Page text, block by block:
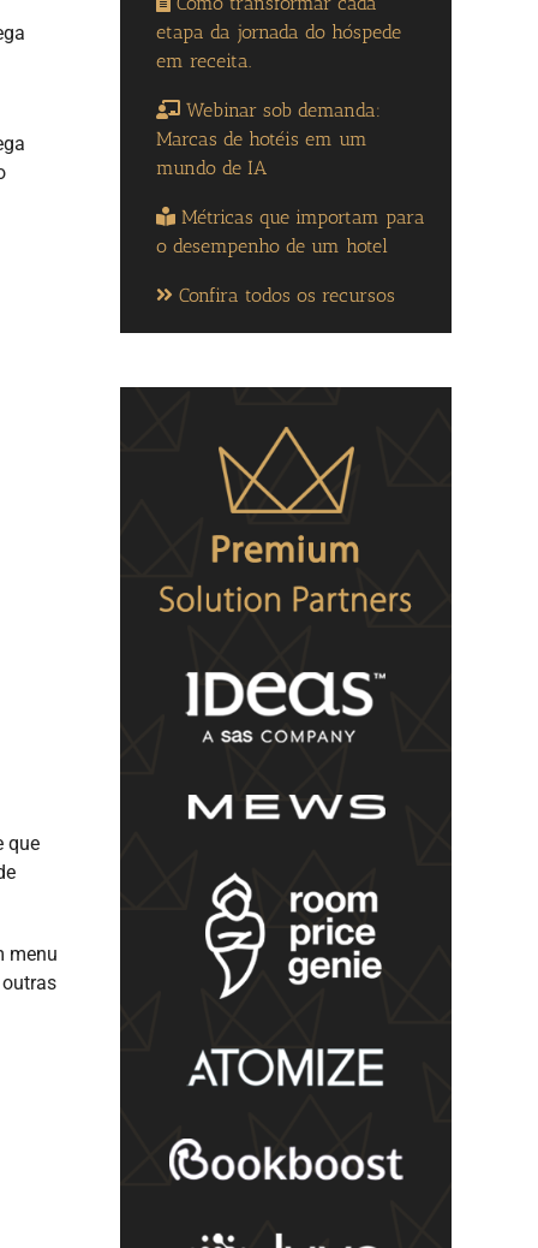
que
menu
etapa da jornada do hóspede
em receita.
Webinar sob demanda:
Marcas de hotéis em um
mundo de IA
Métricas que importam para
o desempenho de um hotel
Confira todos os recursos